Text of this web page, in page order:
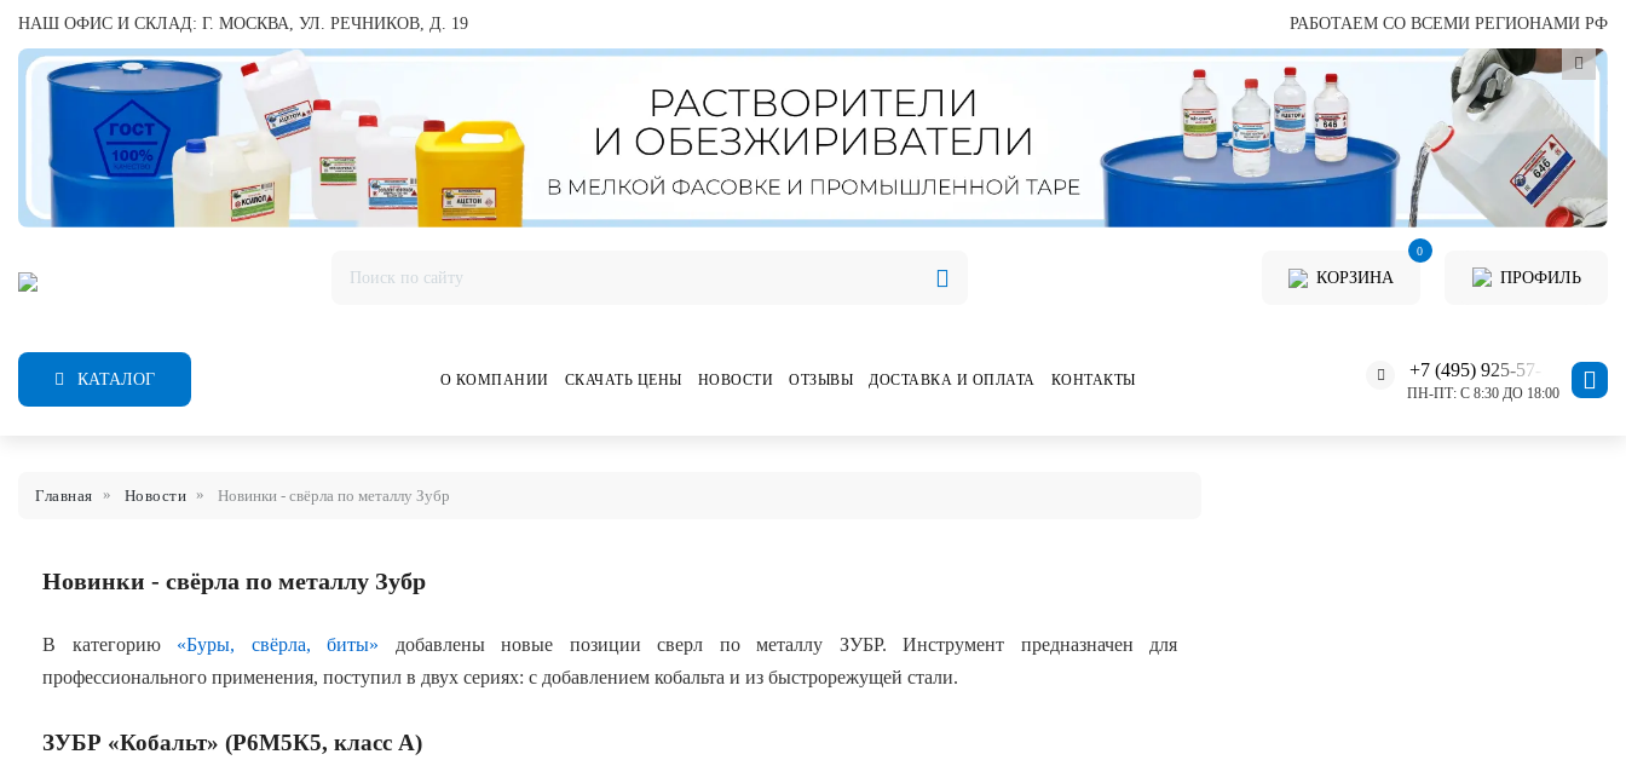
НАШ ОФИС И СКЛАД: Г. МОСКВА, УЛ. РЕЧНИКОВ, Д. 19 РАБОТАЕМ СО ВСЕМИ РЕГИОНАМИ РФ
КОРЗИНА
0
ПРОФИЛЬ
КАТАЛОГ О КОМПАНИИ СКАЧАТЬ ЦЕНЫ НОВОСТИ ОТЗЫВЫ ДОСТАВКА И ОПЛАТА КОНТАКТЫ +7 (495) 925-57-11
ПН-ПТ: С 8:30 ДО 18:00
Главная Новости Новинки - свёрла по металлу Зубр
Новинки - свёрла по металлу Зубр
В категорию «Буры, свёрла, биты» добавлены новые позиции сверл по металлу ЗУБР. Инструмент предназначен для
профессионального применения, поступил в двух сериях: с добавлением кобальта и из быстрорежущей стали.
ЗУБР «Кобальт» (Р6М5К5, класс А)